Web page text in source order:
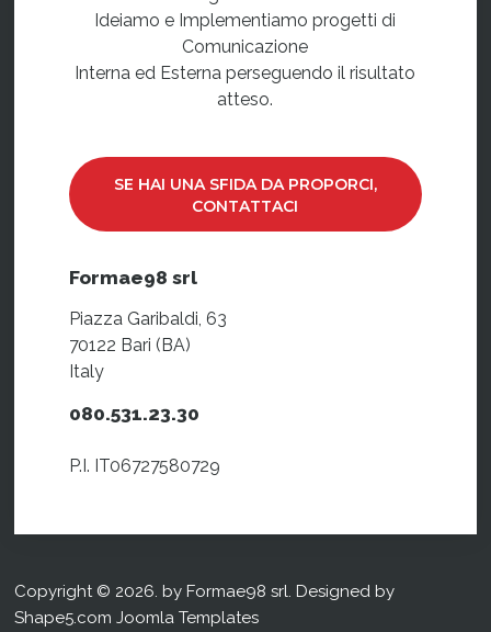
Ideiamo e Implementiamo progetti di
Comunicazione
Interna ed Esterna perseguendo il risultato
atteso.
SE HAI UNA SFIDA DA PROPORCI,
CONTATTACI
Formae98 srl
Piazza Garibaldi, 63
70122 Bari (BA)
Italy
080.531.23.30
P.I. IT06727580729
Copyright © 2026. by Formae98 srl. Designed by
Shape5.comJoomla Templates